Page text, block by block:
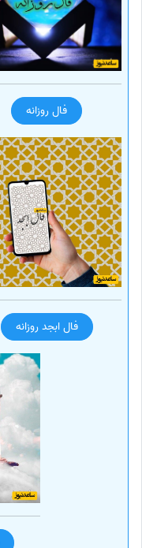
فال روزانه
فال ابجد روزانه